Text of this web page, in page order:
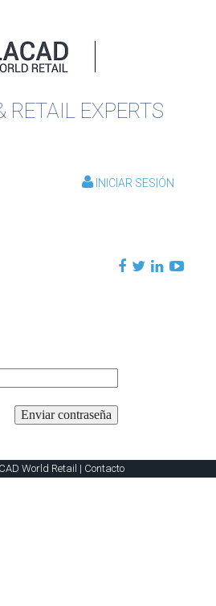
RETAIL EXPERTS
INICIAR SESIÓN
World Retail | Contacto